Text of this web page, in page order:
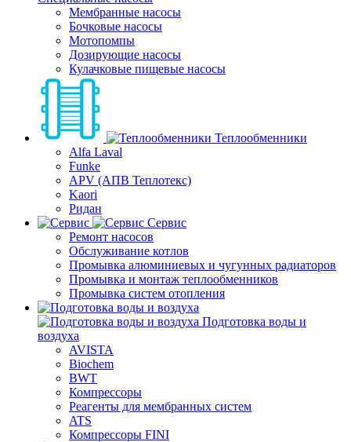
Мембранные насосы
Бочковые насосы
Мотопомпы
Дозирующие насосы
Кулачковые пищевые насосы
Теплообменники
Alfa Laval
Funke
APV (АПВ Теплотекс)
Kaori
Ридан
Сервис
Ремонт насосов
Обслуживание котлов
Промывка алюминиевых и чугунных радиаторов
Промывка и монтаж теплообменников
Промывка систем отопления
Подготовка воды и
воздуха
AVISTA
Biochem
BWT
Компрессоры
Реагенты для мембранных систем
ATS
Компрессоры FINI